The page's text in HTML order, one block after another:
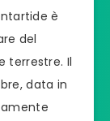
è
del
terrestre. Il
data in